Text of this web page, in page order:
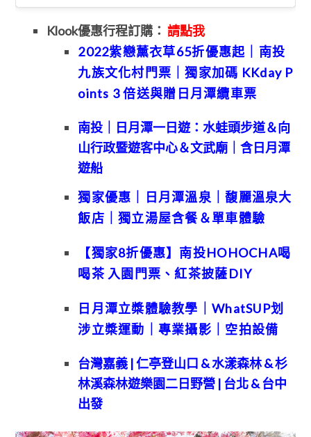
Klook優惠行程訂購： 請點我
2022紫戀薰衣草65折優惠起｜南投
九族文化村門票｜獨家加碼 KKday P
oints 3 倍送與贈日月潭纜車票
南投｜日月潭一日遊：水蛙頭步道＆向
山行政暨遊客中心＆文武廟｜含日月潭
遊船
獨家優惠｜日月潭溫泉｜馥麗溫泉大
飯店｜獨立湯屋含餐＆單車體驗
【獨家8折優惠】南投HOHOCHA喝
喝茶 入園門票、紅茶披薩DIY
日月潭立槳體驗教學｜WhatSUP划
涉立槳運動｜專業攝影｜空拍設備
台灣嘉義 | 仁亭登山口 & 水漾森林 & 杉
林溪森林遊樂園二日野營 | 台北 & 台中
出發